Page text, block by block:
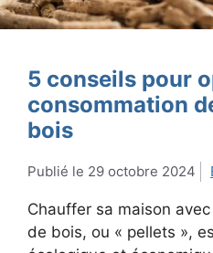
5 conseils pour
consommation
bois
29 octobre 2024
Chauffer sa maison
de bois, ou « pellets »,